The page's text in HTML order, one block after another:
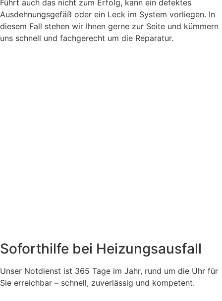
Führt auch das nicht zum Erfolg, kann ein defektes
Ausdehnungsgefäß oder ein Leck im System vorliegen. In
diesem Fall stehen wir Ihnen gerne zur Seite und kümmern
uns schnell und fachgerecht um die Reparatur.
Soforthilfe bei Heizungsausfall
Unser Notdienst ist 365 Tage im Jahr, rund um die Uhr für
Sie erreichbar – schnell, zuverlässig und kompetent.